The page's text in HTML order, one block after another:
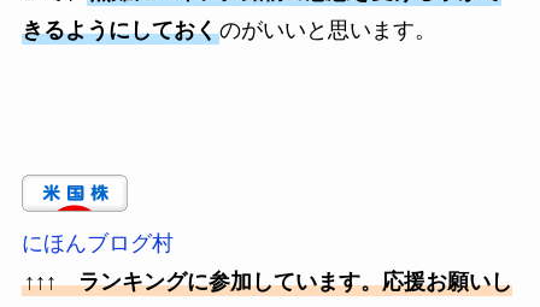
きるようにしておくのがいいと思います。
にほんブログ村
↑↑↑ ランキングに参加しています。応援お願いし